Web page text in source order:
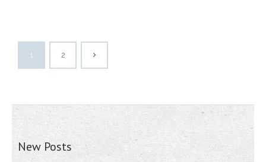
1 2
New Posts